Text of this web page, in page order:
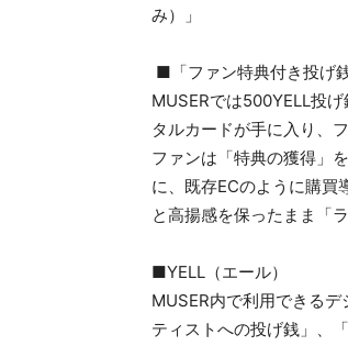
み）」
■「ファン特典付き投げ
MUSERでは500YELL投
タルカードが手に入り、
ファンは「特典の獲得」
に、既存ECのように購買
と高揚感を保ったまま「
■YELL（エール）
MUSER内で利用できる
ティストへの投げ銭」、